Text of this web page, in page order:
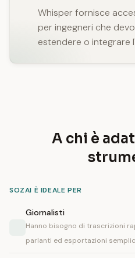
Whisper fornisce
per ingegneri che
estendere o integrare
A chi è
SOZAI È IDEALE PER
Giornalisti
Hanno bisogno di trascrizioni
parlanti ed esportazioni